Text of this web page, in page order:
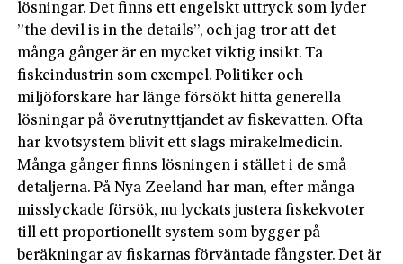
lösningar. Det finns ett engelskt uttryck som lyder
”the devil is in the details”, och jag tror att det
många gånger är en mycket viktig insikt. Ta
fiskeindustrin som exempel. Politiker och
miljöforskare har länge försökt hitta generella
lösningar på överutnyttjandet av fiskevatten. Ofta
har kvotsystem blivit ett slags mirakelmedicin.
Många gånger finns lösningen i stället i de små
detaljerna. På Nya Zeeland har man, efter många
misslyckade försök, nu lyckats justera fiskekvoter
till ett proportionellt system som bygger på
beräkningar av fiskarnas förväntade fångster. Det är